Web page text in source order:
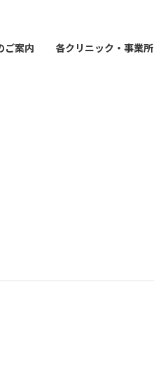
ご案内 各クリニック・事業所